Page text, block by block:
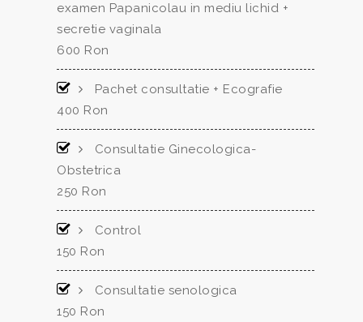
examen Papanicolau in mediu lichid +
secretie vaginala
600 Ron
Pachet consultatie + Ecografie
400 Ron
Consultatie Ginecologica-
Obstetrica
250 Ron
Control
150 Ron
Consultatie senologica
150 Ron